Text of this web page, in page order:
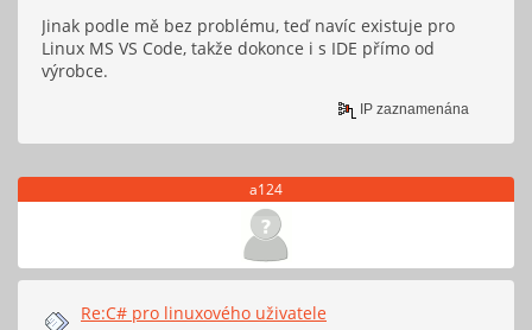
Jinak podle mě bez problému, teď navíc existuje pro
Linux MS VS Code, takže dokonce i s IDE přímo od
výrobce.
IP zaznamenána
a124
Re:C# pro linuxového uživatele